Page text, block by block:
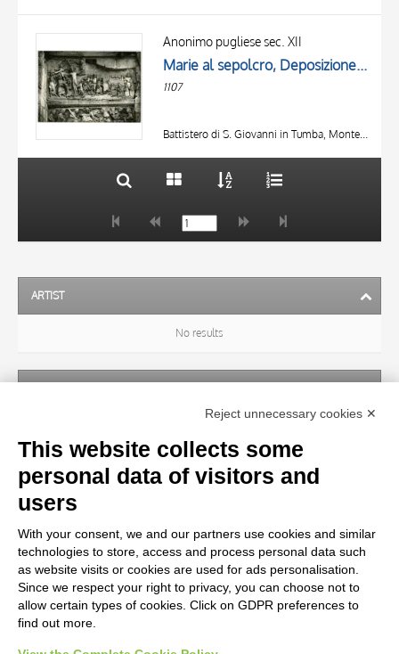
Anonimo pugliese sec. XII
Marie al sepolcro, Deposizione di Cristo dalla croce, Soldato che raccoglie i chiodi, Cattura di Cristo, Cristo risorto
1107
Battistero di S. Giovanni in Tumba, Monte Sant'Angelo
TITLE
AUTHOR
OBJECT
20 RESULTS
ARTIST
No results
OBJECT
LOCATION
CENTURY
Reject unnecessary cookies ✕
This website collects some
personal data of visitors and
users
With your consent, we and our partners use cookies and similar
technologies to store, access and process personal data such
as website visits or cookies are used for ads personalisation.
Since we respect your right to privacy, you can choose not to
allow certain types of cookies. Click on GDPR preferences to
find out more.